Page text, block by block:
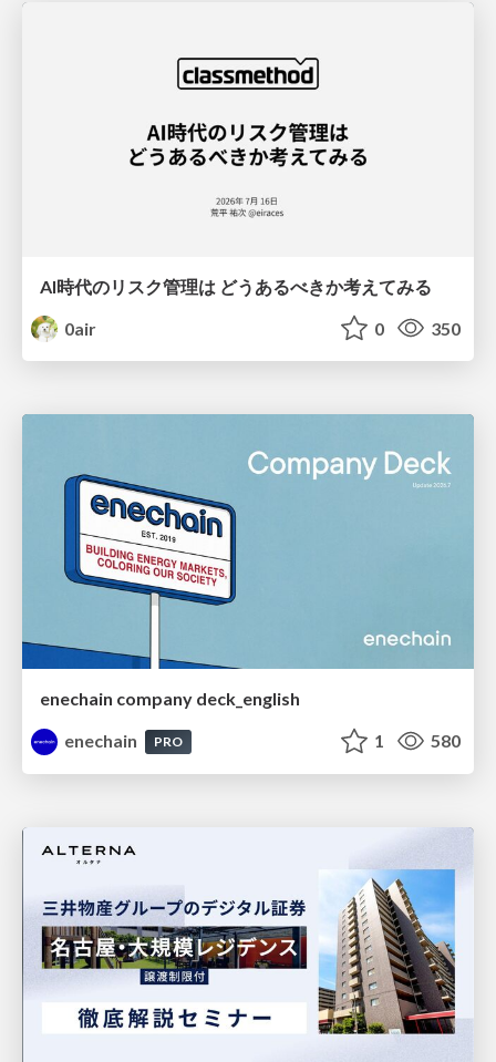
AI時代のリスク管理は どうあるべきか考えてみる
0air
0 350
enechain company deck_english
enechain
PRO 1 580